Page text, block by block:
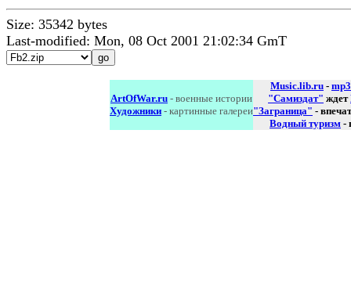
Size: 35342 bytes
Last-modified: Mon, 08 Oct 2001 21:02:34 GmT
ArtOfWar.ru - военные истории
Художники - картинные галереи
Music.lib.ru - mp3
"Самиздат" ждет
"Заграница" -
Водный туризм -